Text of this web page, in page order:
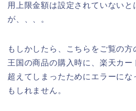
用上限金額は設定されていないと
が、、、。
もしかしたら、こちらをご覧の方
王国の商品の購入時に、楽天カー
超えてしまったためにエラーにな
もしれません。